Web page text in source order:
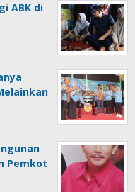
ABK di
Pemkot